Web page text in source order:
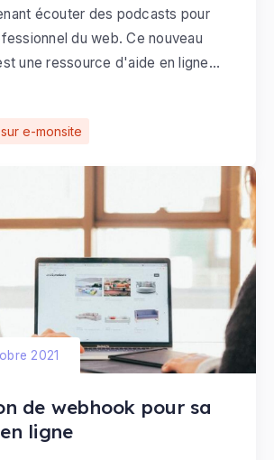
e-monsite
écouter des podcasts pour
du web. Ce nouveau
une ressource d'aide en ligne
de webhook pour sa
ligne
2021